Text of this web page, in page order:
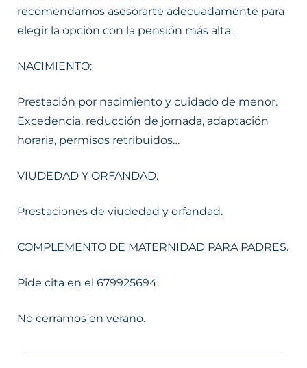
recomendamos asesorarte adecuadamente para
elegir la opción con la pensión más alta.
NACIMIENTO:
Prestación por nacimiento y cuidado de menor.
Excedencia, reducción de jornada, adaptación
horaria, permisos retribuidos…
VIUDEDAD Y ORFANDAD.
Prestaciones de viudedad y orfandad.
COMPLEMENTO DE MATERNIDAD PARA PADRES.
Pide cita en el 679925694.
No cerramos en verano.